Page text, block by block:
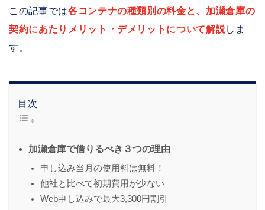
この記事では各コンテナの種類別の料金と、加瀬倉庫の
契約にあたりメリット・デメリットについて解説しま
す。
目次
加瀬倉庫で借りるべき３つの理由
申し込み当月の使用料は無料！
他社と比べて初期費用が少ない
Web申し込みで最大3,300円割引